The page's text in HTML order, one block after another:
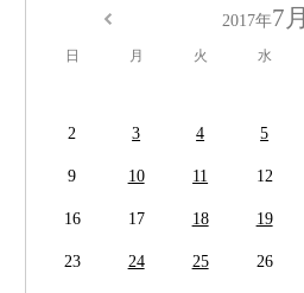
2017年7月
日 月 火 水
2 3 4 5
9 10 11 12
16 17 18 19
23 24 25 26